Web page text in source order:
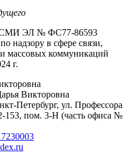
СМИ ЭЛ № ФС77-86593
надзору в сфере связи,
массовых коммуникаций
г.
Викторовна
Петербург, ул. Профессора
153, пом. 3-Н (часть офиса №